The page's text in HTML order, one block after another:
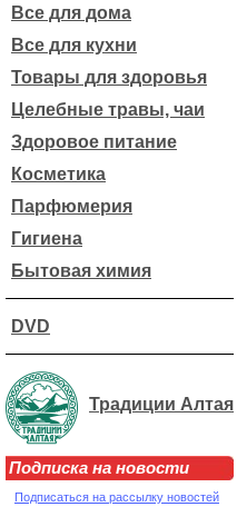
Все для дома
Все для кухни
Товары для здоровья
Целебные травы, чаи
Здоровое питание
Косметика
Парфюмерия
Гигиена
Бытовая химия
DVD
Традиции Алтая
Подписка на новости
Подписаться на рассылку новостей